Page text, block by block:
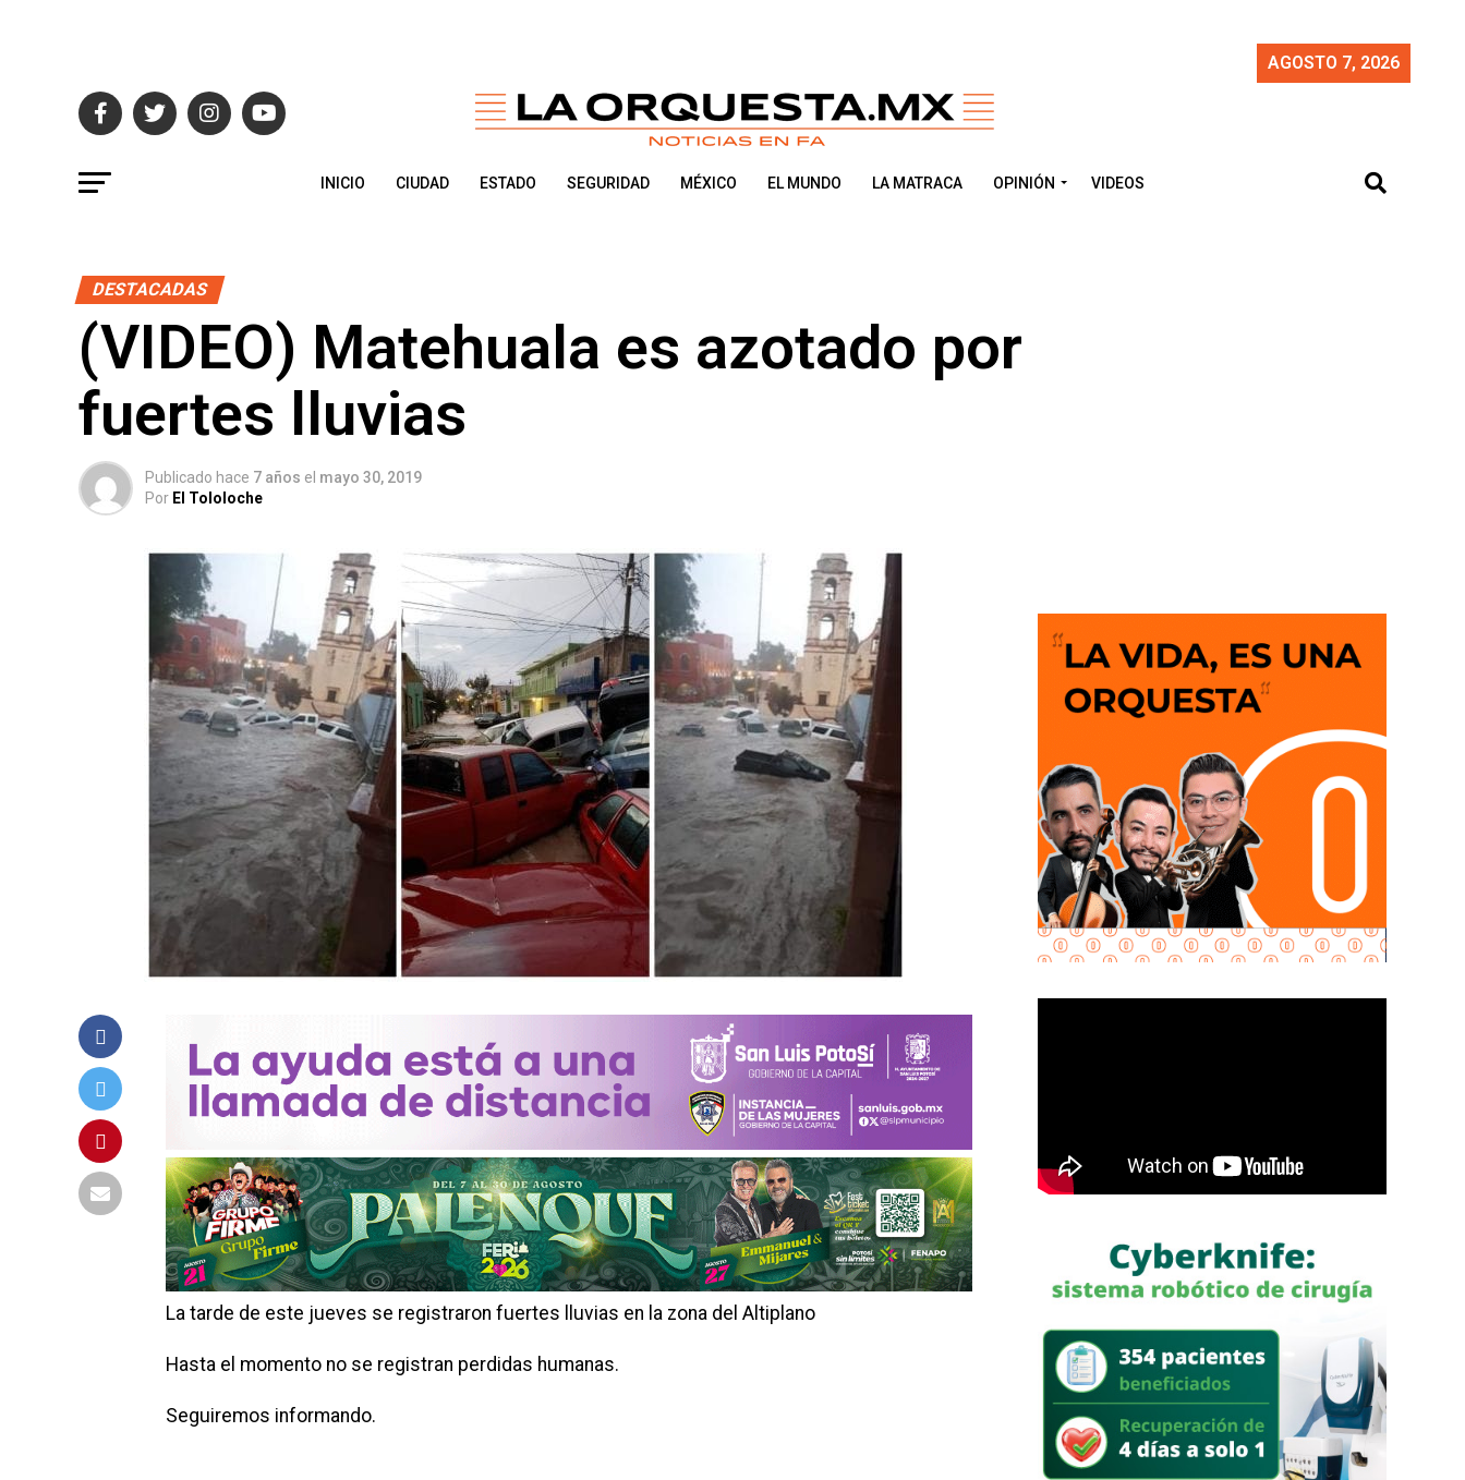
AGOSTO 7, 2026
INICIO CIUDAD ESTADO SEGURIDAD MÉXICO EL MUNDO LA MATRACA OPINIÓN VIDEOS
DESTACADAS
(VIDEO) Matehuala es azotado por
fuertes lluvias
Publicado hace 7 años el mayo 30, 2019
Por El Tololoche
La tarde de este jueves se registraron fuertes lluvias en la zona del Altiplano
Hasta el momento no se registran perdidas humanas.
Seguiremos informando.